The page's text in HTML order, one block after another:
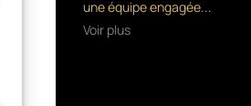
une équipe engagée...
Voir plus